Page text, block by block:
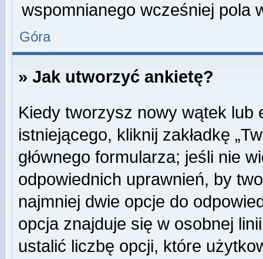
wspomnianego wcześniej pola
Góra
» Jak utworzyć ankietę?
Kiedy tworzysz nowy wątek lub
istniejącego, kliknij zakładkę
głównego formularza; jeśli nie
odpowiednich uprawnień, by
najmniej dwie opcje do
opcja znajduje się w osobnej
ustalić liczbę opcji, które